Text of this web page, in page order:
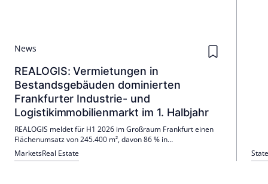
News
REALOGIS: Vermietungen in
Bestandsgebäuden dominierten
Frankfurter Industrie- und
Logistikimmobilienmarkt im 1. Halbjahr
REALOGIS meldet für H1 2026 im Großraum Frankfurt einen
Flächenumsatz von 245.400 m², davon 86 % in
Bestandsobjekten. Die Spitzenmiete bleibt bei 8,50 €/m²; der
Hallenflächenumsatz liegt 14 % über dem 5-Jahres-Schnitt.
MarketsReal Estate